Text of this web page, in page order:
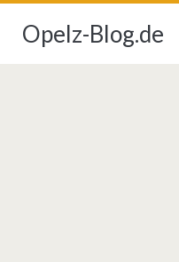
Opelz-Blog.de